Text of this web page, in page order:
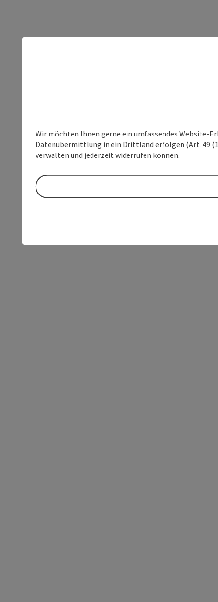
Wir möchten Ihnen gerne ein umfassendes Website-
Datenübermittlung in ein Drittland erfolgen (Art. 49
verwalten und jederzeit widerrufen können.